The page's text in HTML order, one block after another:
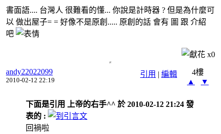
書面語.... 台灣人 很難看的懂... 你說是計時器 ? 但是為什麼可
以 做出屋子= = 好像不是原創..... 原創的話 會有 圖 跟 介紹
吧
x0
引用 | 編輯
andy22022099
2010-02-12 22:19
4樓
▲
▼
下面是引用 上帝的右手^^ 於 2010-02-12 21:24 發
表的 :
回禍啦